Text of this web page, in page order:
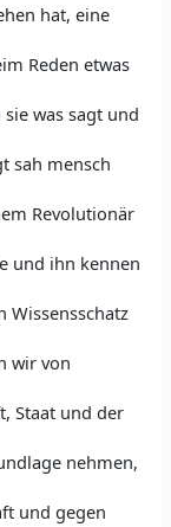
hat, eine
Reden etwas
was sagt und
sah mensch
Revolutionär
und ihn kennen
Wissensschatz
wir von
Staat und der
nehmen,
und gegen